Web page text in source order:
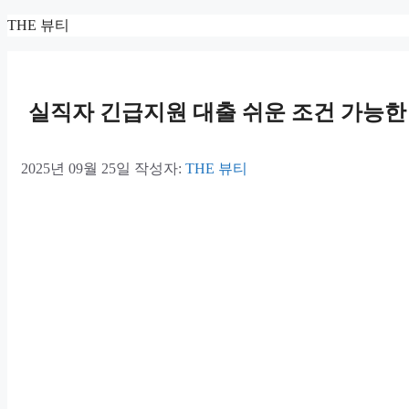
컨
THE 뷰티
실직자 긴급지원 대출 쉬운 조건 가능한
2025년 09월 25일 작성자: THE 뷰티